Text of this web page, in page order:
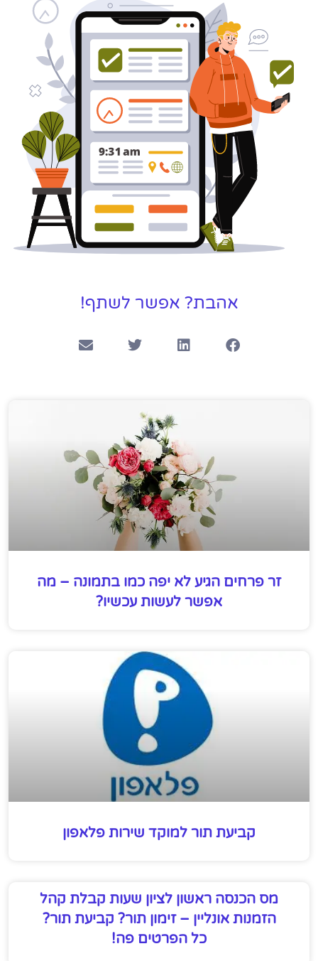
בעל/ת עסק? סוכנות ניהול מוניטין
לקידום, שיווק ופרסום באינטרנט
כאן עבורך!
לפרטים
אהבת? אפשר לשתף!
זר פרחים הגיע לא יפה כמו בתמונה – מה
אפשר לעשות עכשיו?
קביעת תור למוקד שירות פלאפון
מס הכנסה ראשון לציון שעות קבלת קהל
הזמנות אונליין – זימון תור? קביעת תור?
כל הפרטים פה!